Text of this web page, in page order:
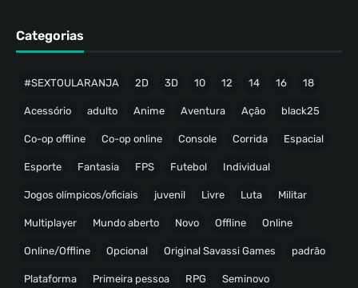
Categorias
#SEXTOULARANJA 2D 3D 10 12 14 16 18
Acessório adulto Anime Aventura Ação black25
Co-op offline Co-op online Console Corrida Espacial
Esporte Fantasia FPS Futebol Individual
Jogos olímpicos/oficiais juvenil Livre Luta Militar
Multiplayer Mundo aberto Novo Offline Online
Online/Offline Opcional Original Savassi Games padrão
Plataforma Primeira pessoa RPG Seminovo